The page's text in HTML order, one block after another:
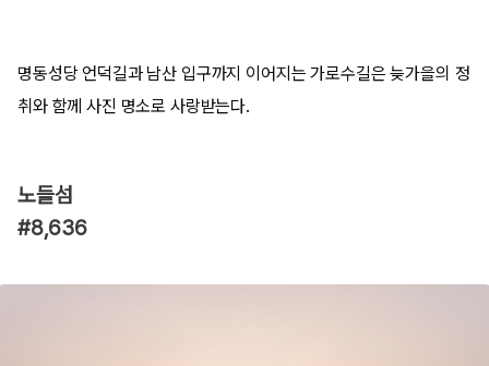
명동성당 언덕길과 남산 입구까지 이어지는 가로수길은 늦가을의 정
취와 함께 사진 명소로 사랑받는다.
노들섬
#8,636